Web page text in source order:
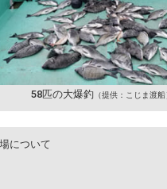
58匹の大爆釣 （提供：こじま渡船
について